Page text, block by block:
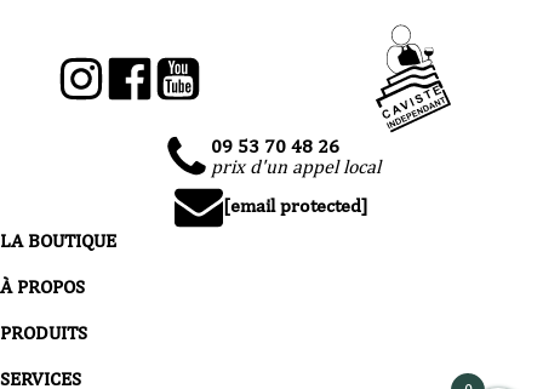
09 53 70 48 26
prix d'un appel local
[email protected]
LA BOUTIQUE
À PROPOS
PRODUITS
SERVICES